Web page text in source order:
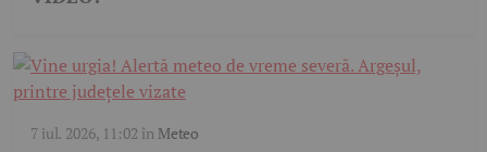
7 iul. 2026, 11:02 în Meteo